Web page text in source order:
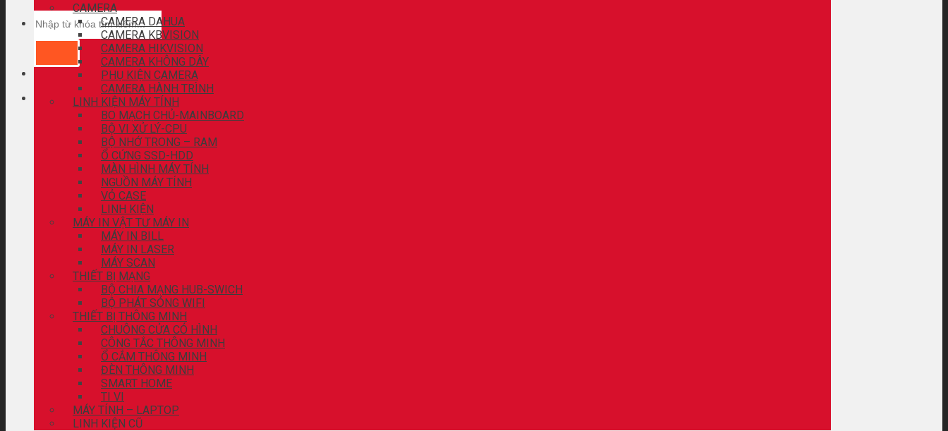
CAMERA
CAMERA DAHUA
CAMERA KBVISION
CAMERA HIKVISION
CAMERA KHÔNG DÂY
PHỤ KIỆN CAMERA
CAMERA HÀNH TRÌNH
LINH KIỆN MÁY TÍNH
BO MẠCH CHỦ-MAINBOARD
BỘ VI XỬ LÝ-CPU
BỘ NHỚ TRONG – RAM
Ổ CỨNG SSD-HDD
MÀN HÌNH MÁY TÍNH
NGUỒN MÁY TÍNH
VỎ CASE
LINH KIỆN
MÁY IN VẬT TƯ MÁY IN
MÁY IN BILL
MÁY IN LASER
MÁY SCAN
THIẾT BỊ MẠNG
BỘ CHIA MẠNG HUB-SWICH
BỘ PHÁT SÓNG WIFI
THIẾT BỊ THÔNG MINH
CHUÔNG CỬA CÓ HÌNH
CÔNG TẮC THÔNG MINH
Ổ CẮM THÔNG MINH
ĐÈN THÔNG MINH
SMART HOME
TI VI
MÁY TÍNH – LAPTOP
LINH KIỆN CŨ